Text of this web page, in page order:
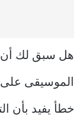
هل سبق لك أن
الموسيقى على
خطأ يفيد بأن